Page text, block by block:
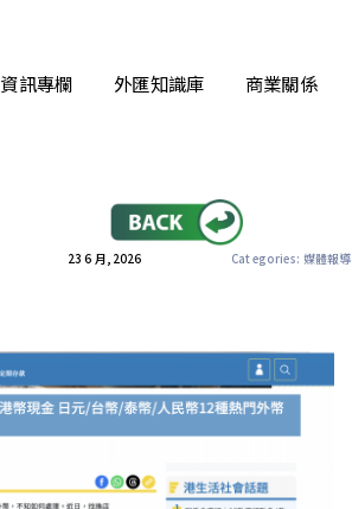
資訊專欄 外匯知識庫 商業關係
23 6 月, 2026 Categories: 媒體報導